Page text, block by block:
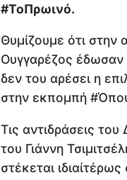
#ToΠρωινό.
Θυμίζουμε ότι στην
Ουγγαρέζος έδωσαν
δεν του αρέσει η
στην εκπομπή
Τις αντιδράσεις
του Γιάννη
στέκεται